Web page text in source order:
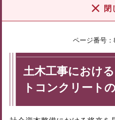
閉
ページ番号
土木工事におけ
トコンクリート